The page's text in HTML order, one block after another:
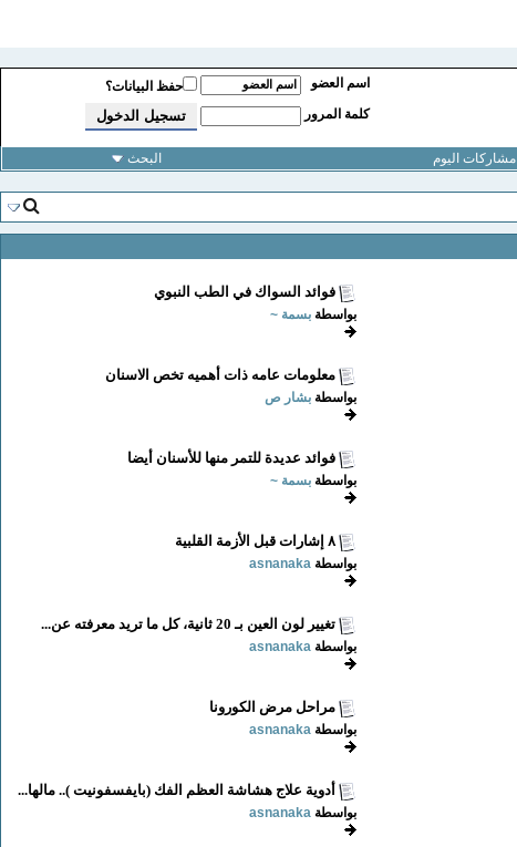
اسم العضو
حفظ البيانات؟
كلمة المرور
مشاركات اليوم البحث
فوائد السواك في الطب النبوي
بواسطةبسمة ~
معلومات عامه ذات أهميه تخص الاسنان
بواسطةبشار ص
فوائد عديدة للتمر منها للأسنان أيضا
بواسطةبسمة ~
٨ إشارات قبل الأزمة القلبية
بواسطة asnanaka
تغيير لون العين بـ 20 ثانية، كل ما تريد معرفته عن...
بواسطة asnanaka
مراحل مرض الكورونا
بواسطة asnanaka
أدوية علاج هشاشة العظم الفك (بايفسفونيت ).. مالها...
بواسطة asnanaka